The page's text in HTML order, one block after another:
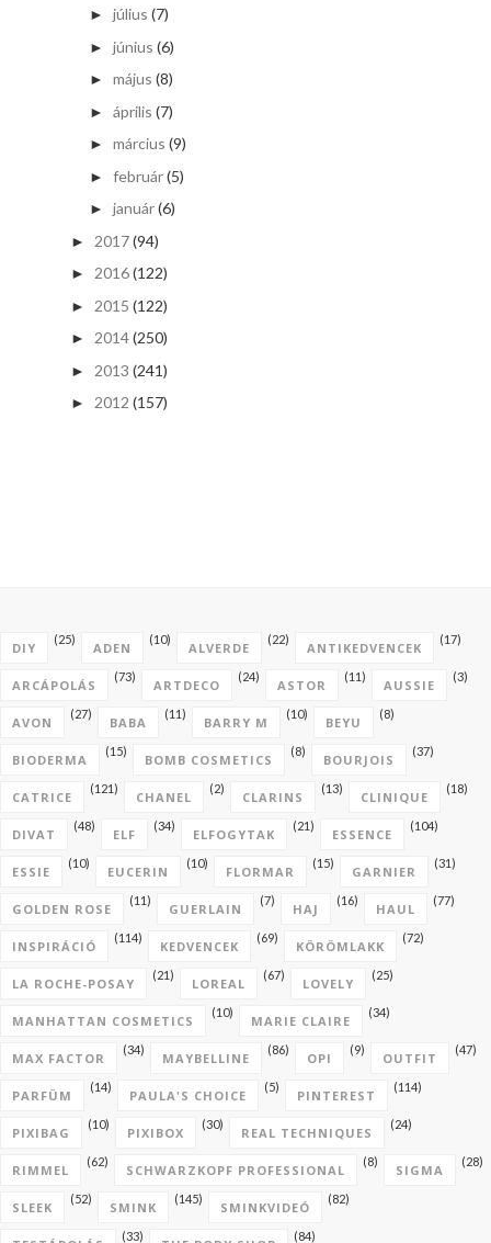
► július (7)
► június (6)
► május (8)
► április (7)
► március (9)
► február(5)
► január(6)
► 2017(94)
► 2016(122)
► 2015 (122)
► 2014(250)
► 2013 (241)
► 2012 (157)
DIY
(25)
ADEN
(10)
ALVERDE
(22)
ANTIKEDVENCEK
(17)
ARCÁPOLÁS
(73)
ARTDECO
(24)
ASTOR
(11)
AUSSIE
(3)
AVON
(27)
BABA
(11)
BARRY M
(10)
BEYU
(8)
BIODERMA
(15)
BOMB COSMETICS
(8)
BOURJOIS
(37)
CATRICE
(121)
CHANEL
(2)
CLARINS
(13)
CLINIQUE
(18)
DIVAT
(48)
ELF
(34)
ELFOGYTAK
(21)
ESSENCE
(104)
ESSIE
(10)
EUCERIN
(10)
FLORMAR
(15)
GARNIER
(31)
GOLDEN ROSE
(11)
GUERLAIN
(7)
HAJ
(16)
HAUL
(77)
INSPIRÁCIÓ
(114)
KEDVENCEK
(69)
KÖRÖMLAKK
(72)
LA ROCHE-POSAY
(21)
LOREAL
(67)
LOVELY
(25)
MANHATTAN COSMETICS
(10)
MARIE CLAIRE
(34)
MAX FACTOR
(34)
MAYBELLINE
(86)
OPI
(9)
OUTFIT
(47)
PARFÜM
(14)
PAULA'S CHOICE
(5)
PINTEREST
(114)
PIXIBAG
(10)
PIXIBOX
(30)
REAL TECHNIQUES
(24)
RIMMEL
(62)
SCHWARZKOPF PROFESSIONAL
(8)
SIGMA
(28)
SLEEK
(52)
SMINK
(145)
SMINKVIDEÓ
(82)
(33) (84)